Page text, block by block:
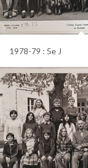
1978-79 : 5e J